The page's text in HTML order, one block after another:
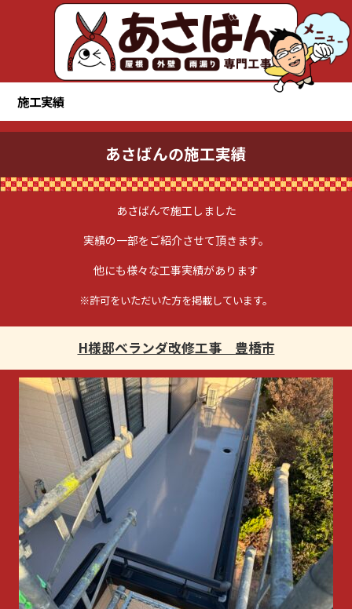
施工実績
あさばんの施工実績
あさばんで施工しました
実績の一部をご紹介させて頂きます。
他にも様々な工事実績があります
※許可をいただいた方を掲載しています。
H様邸ベランダ改修工事 豊橋市